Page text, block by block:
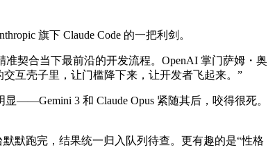
旗下 Claude Code 的一把利剑。
契合当下最前沿的开发流程。OpenAI 掌门萨姆・奥
互壳子里，让门槛降下来，让开发者飞起来。”
——Gemini 3 和 Claude Opus 紧随其后，咬得很死。
默跑完，结果统一归入队列待查。更有趣的是“性格